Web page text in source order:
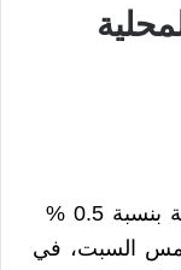
بالأسواق المحلية بنسبة 0.5 %
أمس السبت، في